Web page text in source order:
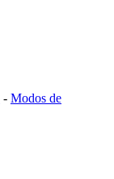
- Modos de